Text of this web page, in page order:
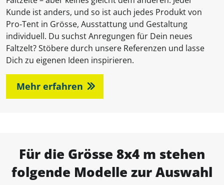
Kunde ist anders, und so ist auch jedes Produkt von
Pro‑Tent in Grösse, Ausstattung und Gestaltung
individuell. Du suchst Anregungen für Dein neues
Faltzelt? Stöbere durch unsere Referenzen und lasse
Dich zu eigenen Ideen inspirieren.
Mehr erfahren
Für die Grösse 8x4 m stehen
folgende Modelle zur Auswahl